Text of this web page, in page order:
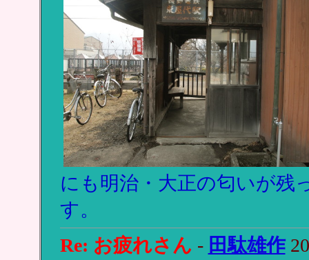
にも明治・大正の匂いが残
す。
Re: お疲れさん - 田駄雄作